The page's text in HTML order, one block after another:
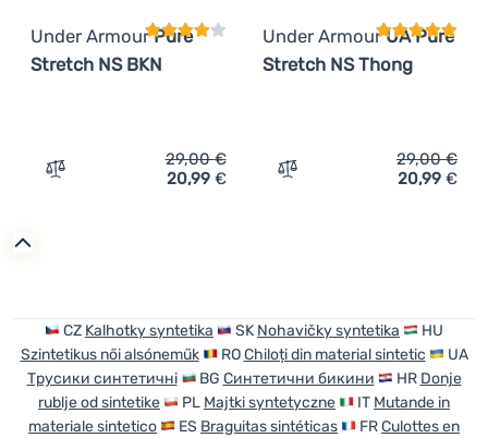
Under ArmourPure
Stretch NS BKN
Zum Vergleich 'Damen-Funktionsslips Under Armour
29,00€
20,99 €
Under ArmourUA Pure
Stretch NS Thong
Zum Vergleich
29,00€
20,99 €
CZ Kalhotky syntetika SK Nohavičky syntetika
HU
Szintetikus női alsóneműk
ROChiloți din material sintetic
UA
Трусики синтетичні
BG Синтетични бикини HR Donje
rublje od sintetike
PL Majtki syntetyczne IT Mutande in
materiale sintetico
ES Braguitas sintéticas FRCulottes en